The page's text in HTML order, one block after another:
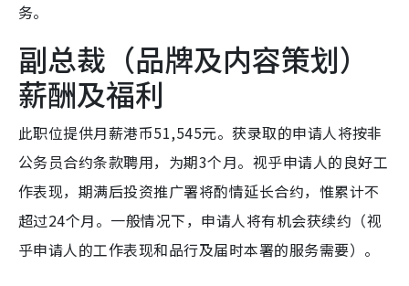
务。
副总裁（品牌及内容策划）
薪酬及福利
此职位提供月薪港币51,545元。获录取的申请人将按非
公务员合约条款聘用，为期3个月。视乎申请人的良好工
作表现，期满后投资推广署将酌情延长合约，惟累计不
超过24个月。一般情况下，申请人将有机会获续约（视
乎申请人的工作表现和品行及届时本署的服务需要）。